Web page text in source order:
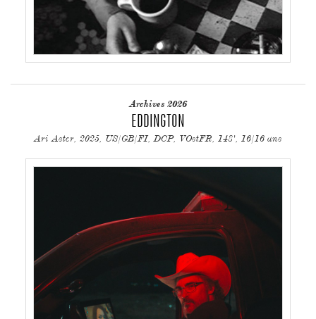
Archives 2026
EDDINGTON
Ari Aster, 2025, US/GB/FI, DCP, VOstFR, 148', 16/16 ans